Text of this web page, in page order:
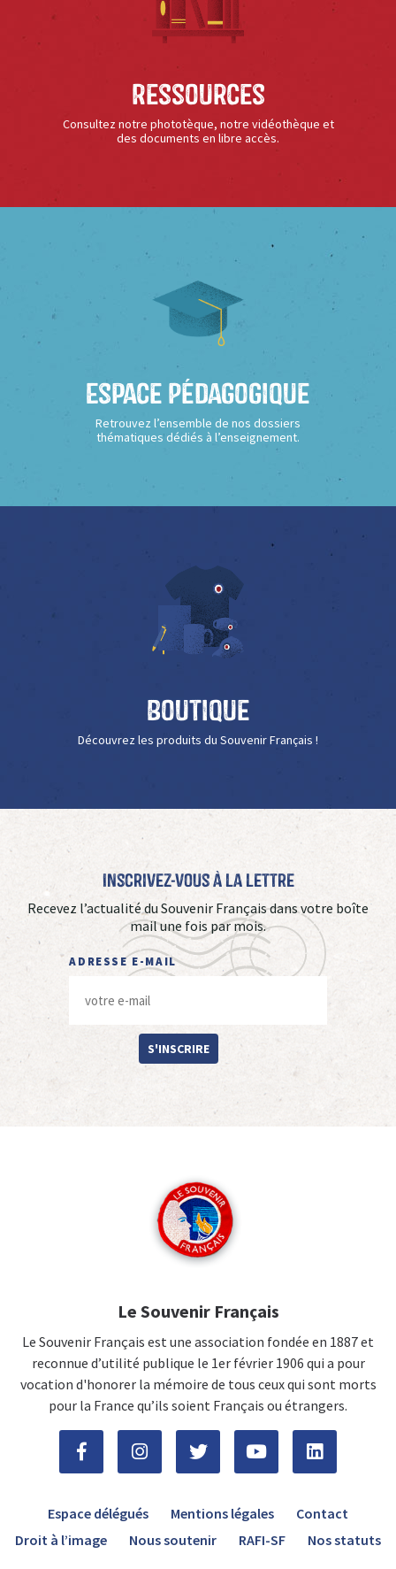
Ressources
Consultez notre phototèque, notre vidéothèque et
des documents en libre accès.
Espace Pédagogique
Retrouvez l’ensemble de nos dossiers
thématiques dédiés à l’enseignement.
Boutique
Découvrez les produits du Souvenir Français !
Inscrivez-vous à La Lettre
Recevez l’actualité du Souvenir Français dans votre boîte
mail une fois par mois.
ADRESSE E-MAIL
S'INSCRIRE
Le Souvenir Français
Le Souvenir Français est une association fondée en 1887 et
reconnue d’utilité publique le 1er février 1906 qui a pour
vocation d'honorer la mémoire de tous ceux qui sont morts
pour la France qu’ils soient Français ou étrangers.
Espace délégués Mentions légales
Contact
Droit à l’image
Nous soutenir RAFI-SF Nos statuts